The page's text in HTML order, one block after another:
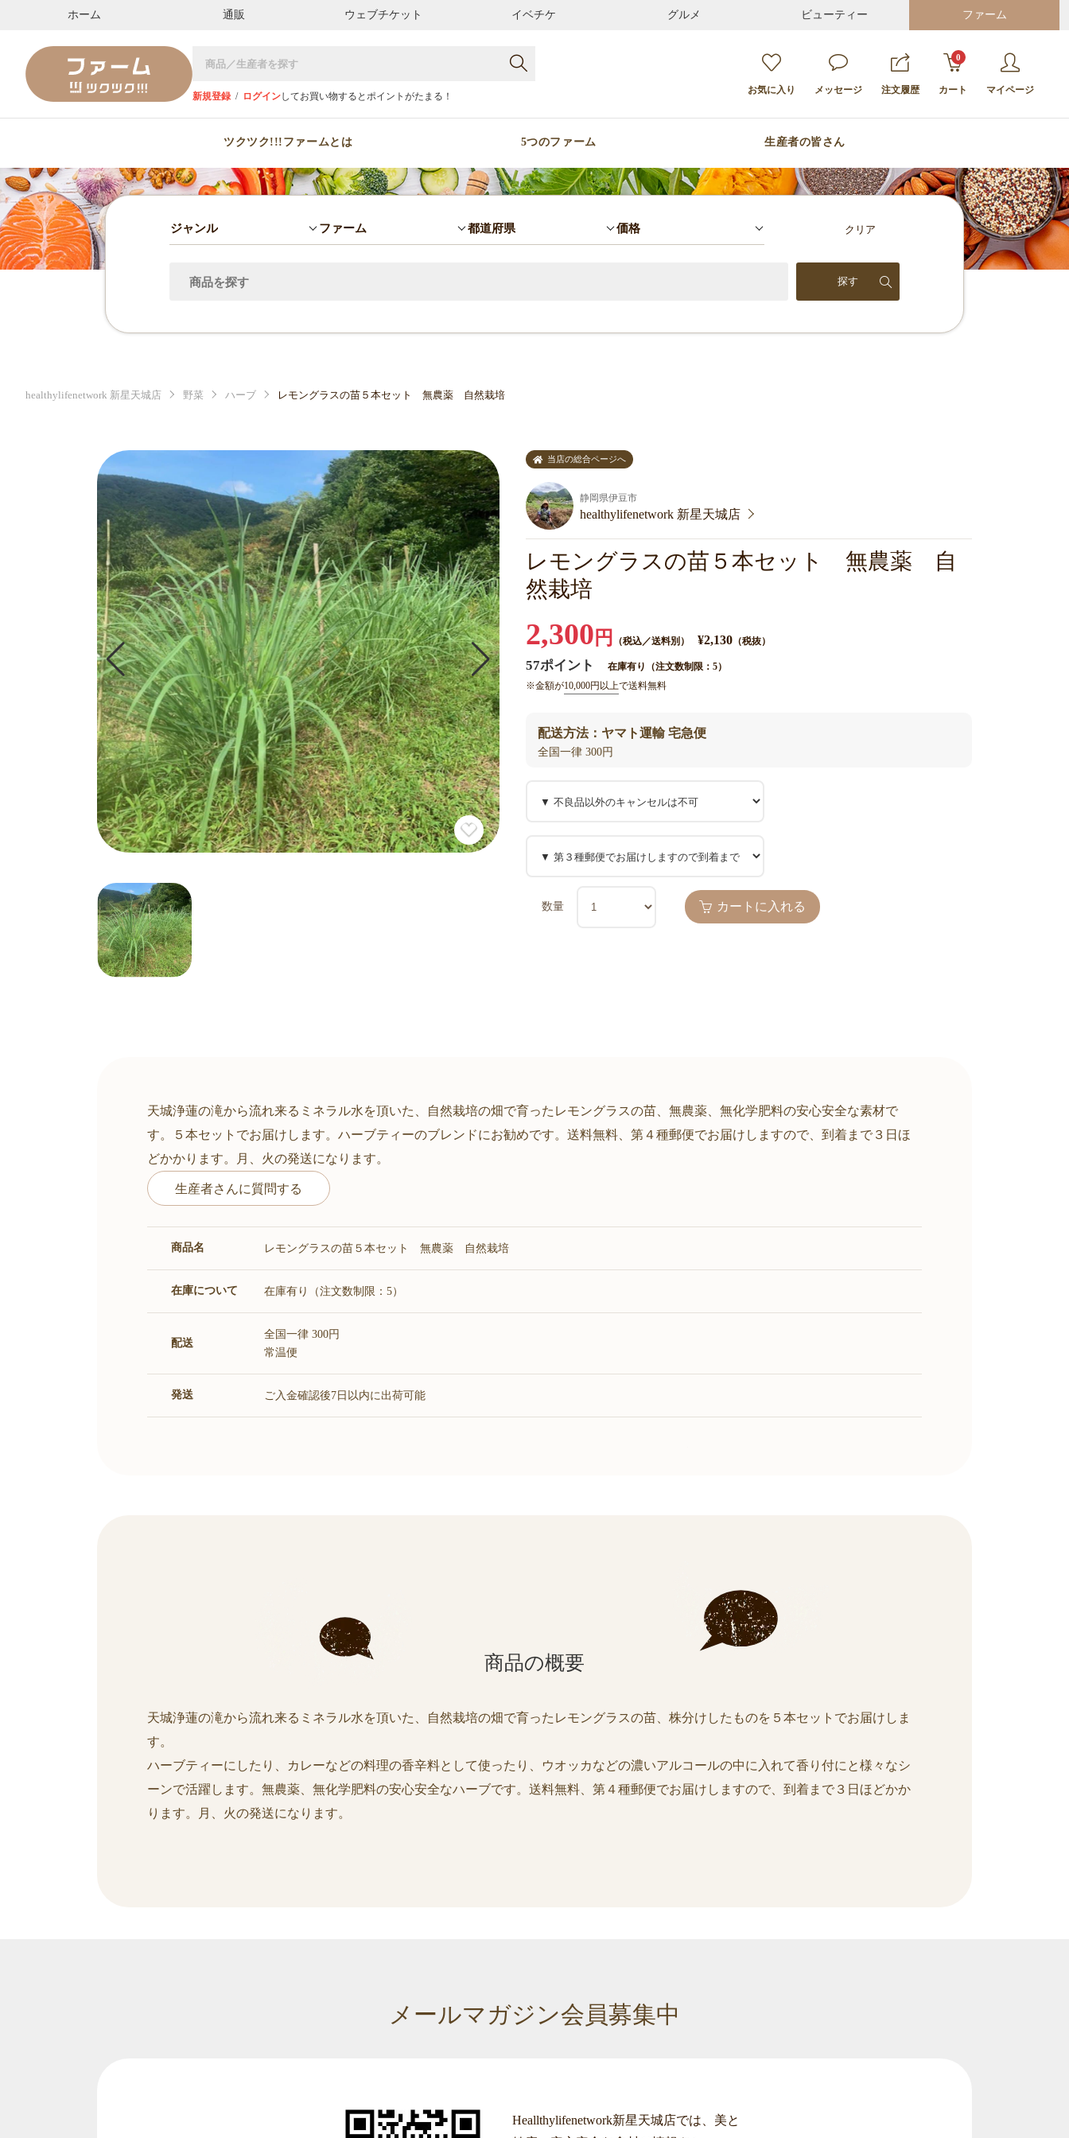
ホーム 通販 ウェブチケット イベチケ グルメ ビューティー ファーム
新規登録 / ログインしてお買い物するとポイントがたまる！
お気に入り メッセージ 注文履歴
0
カート マイページ
ツクツク!!!ファームとは 5つのファーム 生産者の皆さん
ジャンル ファーム 都道府県 価格 クリア
healthylifenetwork 新星天城店 野菜 ハーブ レモングラスの苗５本セット 無農薬 自然栽培
当店の総合ページへ
静岡県伊豆市
healthylifenetwork 新星天城店
レモングラスの苗５本セット 無農薬 自
然栽培
2,300 円 （税込／送料別） ¥2,130 （税抜）
57ポイント
在庫有り（注文数制限：5）
※金額が10,000円以上で送料無料
配送方法：ヤマト運輸 宅急便
全国一律 300円
数量 カートに入れる
天城浄蓮の滝から流れ来るミネラル水を頂いた、自然栽培の畑で育ったレモングラスの苗、無農薬、無化学肥料の安心安全な素材で
す。５本セットでお届けします。ハーブティーのブレンドにお勧めです。送料無料、第４種郵便でお届けしますので、到着まで３日ほ
どかかります。月、火の発送になります。
生産者さんに質問する
商品名 レモングラスの苗５本セット 無農薬 自然栽培
在庫について 在庫有り（注文数制限：5）
配送
全国一律 300円
常温便
発送 ご入金確認後7日以内に出荷可能
商品の概要
天城浄蓮の滝から流れ来るミネラル水を頂いた、自然栽培の畑で育ったレモングラスの苗、株分けしたものを５本セットでお届けしま
す。
ハーブティーにしたり、カレーなどの料理の香辛料として使ったり、ウオッカなどの濃いアルコールの中に入れて香り付にと様々なシ
ーンで活躍します。無農薬、無化学肥料の安心安全なハーブです。送料無料、第４種郵便でお届けしますので、到着まで３日ほどかか
ります。月、火の発送になります。
メールマガジン会員募集中
Heallthylifenetwork新星天城店では、美と